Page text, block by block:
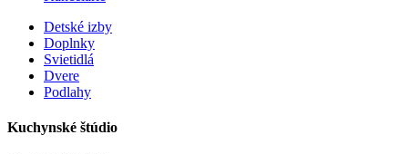
Detské izby
Doplnky
Svietidlá
Dvere
Podlahy
Kuchynské štúdio